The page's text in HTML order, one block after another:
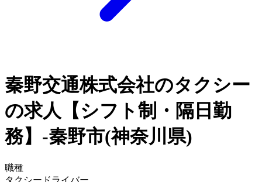
秦野交通株式会社のタクシー
の求人【シフト制・隔日勤
務】-秦野市(神奈川県)
職種